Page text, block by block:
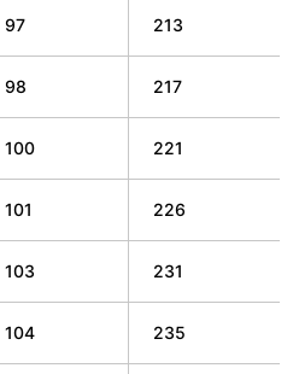
97 213
98 217
100 221
101 226
103 231
104 235